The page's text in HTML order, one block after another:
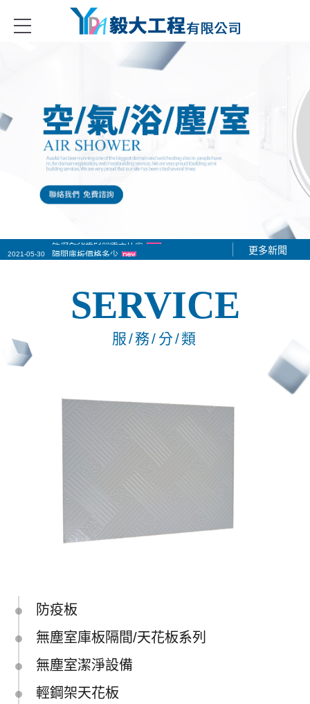
凍冷藏庫、金屬庫板隔間、無塵無菌室隔間系列、庫板門、冷凍冷
2021-06-01
2021-05-30 隔間庫板價格多少
建構更完整的無塵室作業 更多新聞
SERVICE
服/務/分/類
防疫板
無塵室庫板隔間/天花板系列
無塵室潔淨設備
輕鋼架天花板